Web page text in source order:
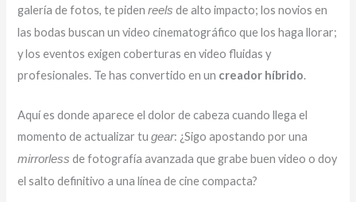
galería de fotos, te pidenreels de alto impacto; los novios en
las bodas buscan un video cinematográfico que los haga llorar;
y los eventos exigen coberturas en video fluidas y
profesionales. Te has convertido en un creador híbrido.
Aquí es donde aparece el dolor de cabeza cuando llega el
momento de actualizar tugear: ¿Sigo apostando por una
mirrorless de fotografía avanzada que grabe buen video o doy
el salto definitivo a una línea de cine compacta?